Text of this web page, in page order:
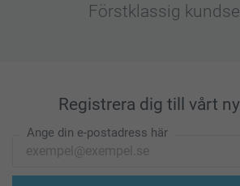
Förstklassig
Registrera dig till vårt
Ange din e-postadress här